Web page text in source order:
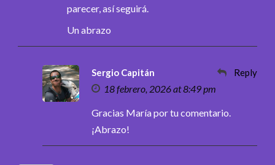
parecer, así seguirá.
Un abrazo
Sergio Capitán
18 febrero, 2026 at 8:49 pm
Reply
Gracias María por tu comentario.
¡Abrazo!